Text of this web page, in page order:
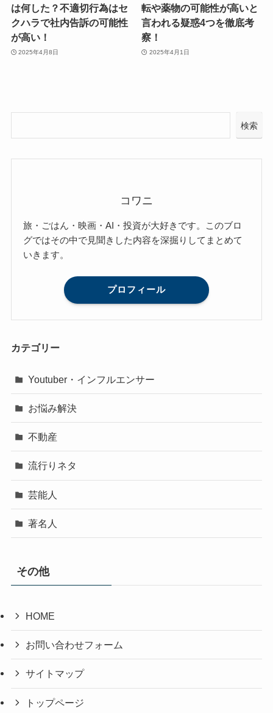
は何した？不適切行為はセ
クハラで社内告訴の可能性
が高い！
2025年4月8日
転や薬物の可能性が高いと
言われる疑惑4つを徹底考
察！
2025年4月1日
検索
コワニ
旅・ごはん・映画・AI・投資が大好きです。このブロ
グではその中で見聞きした内容を深掘りしてまとめて
いきます。
プロフィール
カテゴリー
Youtuber・インフルエンサー
お悩み解決
不動産
流行りネタ
芸能人
著名人
その他
HOME
お問い合わせフォーム
サイトマップ
トップページ